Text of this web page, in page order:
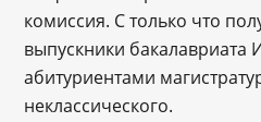
комиссия. С только что
выпускники бакалавриата
абитуриентами
неклассического.